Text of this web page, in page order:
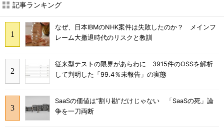
記事ランキング
なぜ、日本IBMのNHK案件は失敗したのか？ メインフ
レーム大撤退時代のリスクと教訓
従来型テストの限界があらわに 3915件のOSSを解析
して判明した「99.4％未報告」の実態
SaaSの価値は“割り勘”だけじゃない 「SaaSの死」論
争を一刀両断